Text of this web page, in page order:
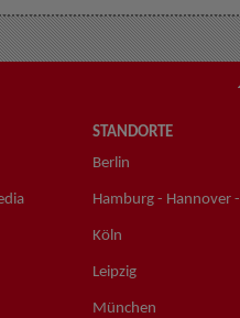
STANDORTE
Berlin
Hamburg - Hannover
Köln
Leipzig
München